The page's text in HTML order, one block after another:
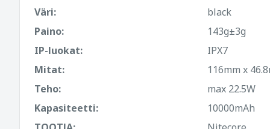
Väri:
black
Paino:
143g±3g
IP-luokat:
IPX7
Mitat:
116mm x
Teho:
max 22.5W
Kapasiteetti:
10000mAh